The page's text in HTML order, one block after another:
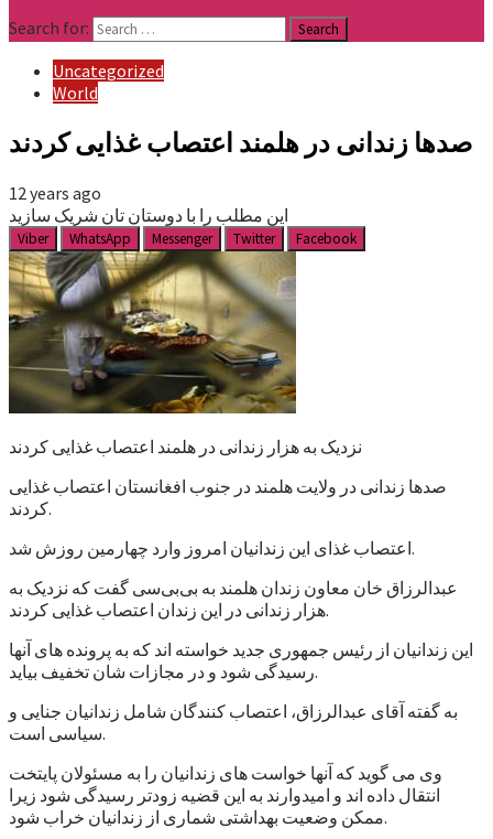
Search for:
Uncategorized
World
صدها زندانی در هلمند اعتصاب غذایی کردند
12 years ago
این مطلب را با دوستان تان شریک سازید
Viber WhatsApp Messenger Twitter Facebook
نزدیک به هزار زندانی در هلمند اعتصاب غذایی کردند
صدها زندانی در ولایت هلمند در جنوب افغانستان اعتصاب غذایی
کردند.
اعتصاب غذای این زندانیان امروز وارد چهارمین روزش شد.
عبدالرزاق خان معاون زندان هلمند به بی‌بی‌سی گفت که نزدیک به
هزار زندانی در این زندان اعتصاب غذایی کردند.
این زندانیان از رئیس جمهوری جدید خواسته اند که به پرونده های آنها
رسیدگی شود و در مجازات شان تخفیف بیاید.
به گفته آقای عبدالرزاق، اعتصاب کنندگان شامل زندانیان جنایی و
سیاسی است.
وی می گوید که آنها خواست های زندانیان را به مسئولان پایتخت
انتقال داده اند و امیدوارند به این قضیه زودتر رسیدگی شود زیرا
ممکن وضعیت بهداشتی شماری از زندانیان خراب شود.